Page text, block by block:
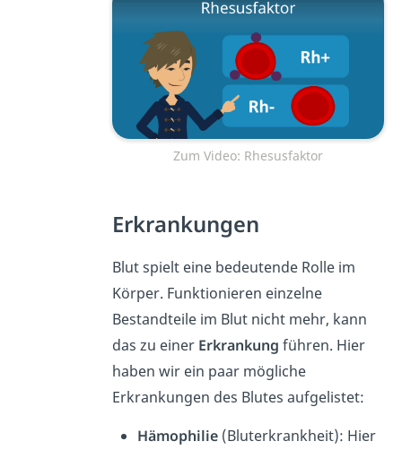
Zum Video: Rhesusfaktor
Erkrankungen
Blut spielt eine bedeutende Rolle im
Körper. Funktionieren einzelne
Bestandteile im Blut nicht mehr, kann
das zu einer Erkrankung führen. Hier
haben wir ein paar mögliche
Erkrankungen des Blutes aufgelistet:
Hämophilie (Bluterkrankheit): Hier